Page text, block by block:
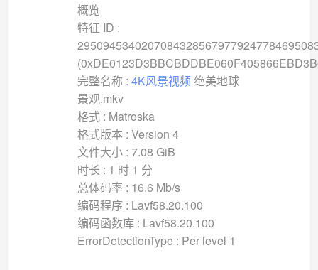
概览
特征 ID :
完整名称 : 4K风景视频绝美地球
景观.mkv
格式 : Matroska
格式版本 : Version 4
文件大小 : 7.08 GiB
时长 : 1 时 1 分
总体码率 : 16.6 Mb/s
编码程序 : Lavf58.20.100
编码函数库 : Lavf58.20.100
ErrorDetectionType : Per level 1